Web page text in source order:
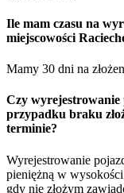
Ile mam czasu na
miejscowości
Mamy 30 dni na
Czy wyrejestrowanie
przypadku braku
terminie?
Wyrejestrowanie
pieniężną w
gdy nie złożym